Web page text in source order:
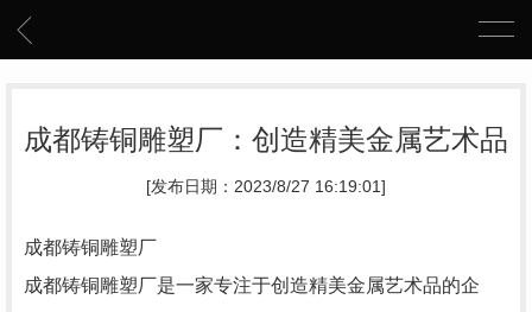
成都铸铜雕塑厂：创造精美金属艺术品
[发布日期：2023/8/27 16:19:01]
成都铸铜雕塑厂
成都铸铜雕塑厂是一家专注于创造精美金属艺术品的企